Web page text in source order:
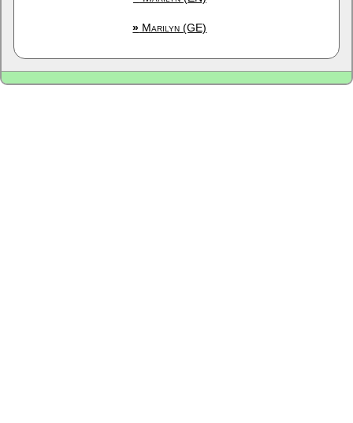
» Marilyn (GE)